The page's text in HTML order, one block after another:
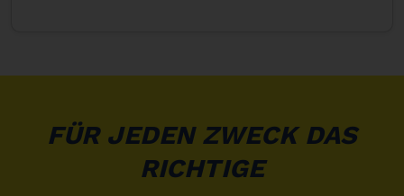
FÜR JEDEN ZWECK DAS
RICHTIGE